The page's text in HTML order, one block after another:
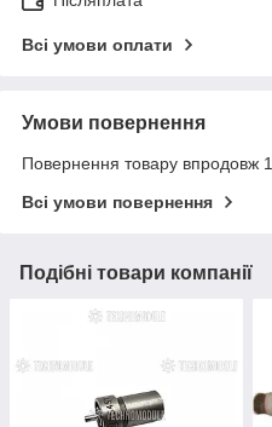
Всі умови оплати
Умови повернення
Повернення товару впродовж
Всі умови повернення
Подібні товари компанії